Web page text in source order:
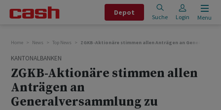
Depot
Suche Login Menu
Home News Top News ZGKB-Aktionäre stimmen allen Anträgen an
KANTONALBANKEN
ZGKB-Aktionäre stimmen allen
Anträgen an
Generalversammlung zu